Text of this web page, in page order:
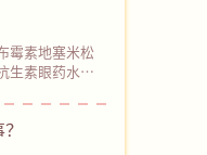
霉素地塞米松
生素眼药水、
合适的眼药
素滴眼液进